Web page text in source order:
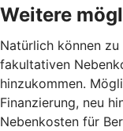
Weitere
Natürlich können
fakultativen
hinzukommen.
Finanzierung, neu
Nebenkosten für